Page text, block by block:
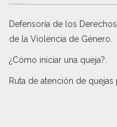
Defensoría de los
de la Violencia de Género
¿Cómo iniciar una queja?
Ruta de atención de